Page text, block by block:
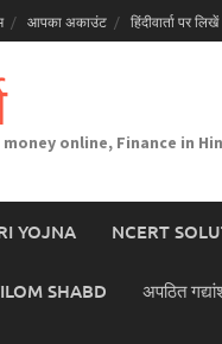
आपका अकाउंट हिंदीवार्ता पर लिखें
money online, Finance in
YOJNA NCERT
SHABD अपठित